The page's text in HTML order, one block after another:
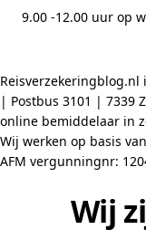
9.00 -12.00 uur op
Reisverzekeringblog.nl
| Postbus 3101 | 7339
online bemiddelaar in
Wij werken op basis
AFM vergunningnr:
Wij